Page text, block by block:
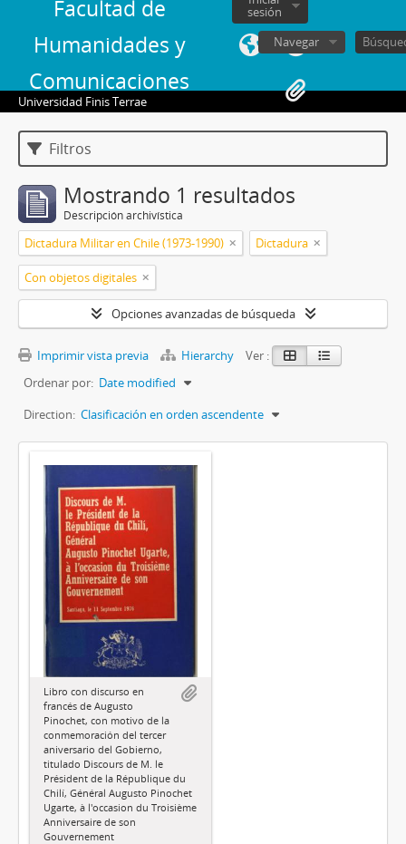
Facultad de
Humanidades y
Comunicaciones
sesión
Navegar
Universidad Finis Terrae
Filtros
Mostrando 1 resultados
Descripción archivística
Dictadura Militar en Chile (1973-1990) Dictadura
Con objetos digitales
Opciones avanzadas de búsqueda
Imprimir vista previa Hierarchy
Ver :
Ordenar por: Date modified
Direction: Clasificación en orden ascendente
Libro con discurso en
francés de Augusto
Pinochet, con motivo de la
conmemoración del tercer
aniversario del Gobierno,
titulado Discours de M. le
Président de la République du
Chilí, Général Augusto Pinochet
Ugarte, à l'occasion du Troisième
Anniversaire de son
Gouvernement